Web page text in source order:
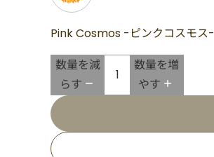
Pink Cosmos -ピンクコスモス-
数量を減
らす
数量を増
やす